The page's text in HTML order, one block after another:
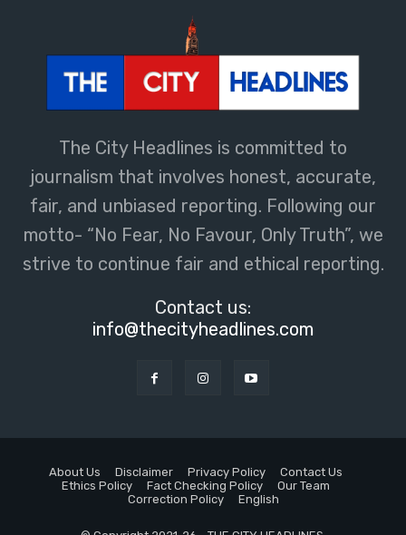
The City Headlines is committed to
journalism that involves honest, accurate,
fair, and unbiased reporting. Following our
motto- “No Fear, No Favour, Only Truth”, we
strive to continue fair and ethical reporting.
Contact us:
info@thecityheadlines.com
About Us Disclaimer Privacy Policy
Contact Us
Ethics Policy
Fact Checking Policy
Our Team
Correction Policy
English